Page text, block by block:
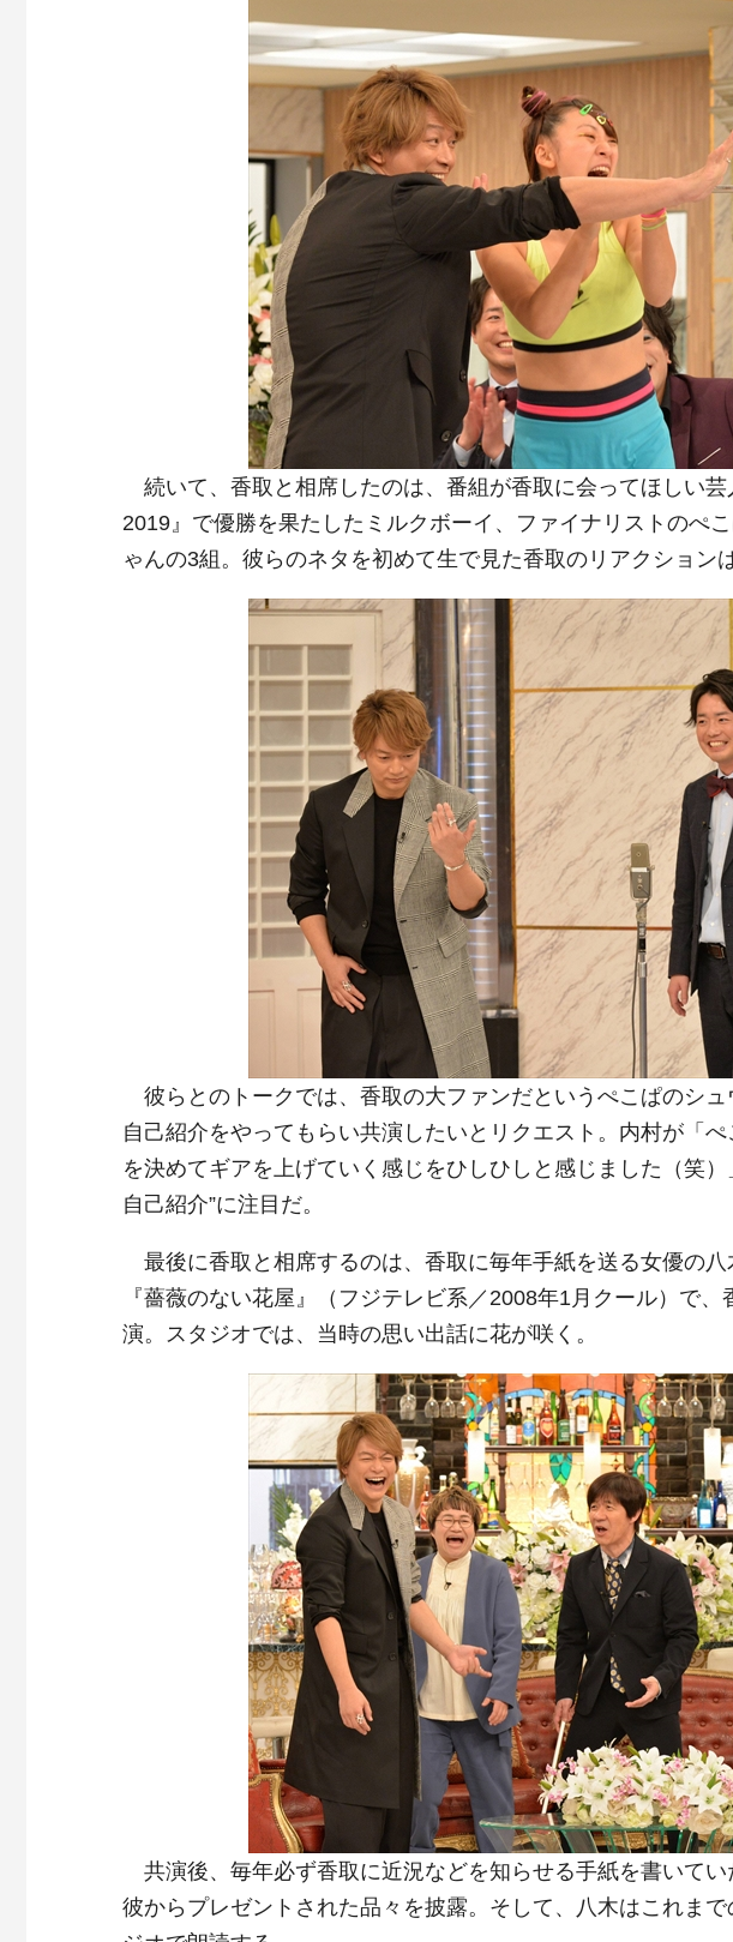
続いて、香取と相席したのは、番組が香取に会ってほしい芸
2019』で優勝を果たしたミルクボーイ、ファイナリストのぺ
ゃんの3組。彼らのネタを初めて生で見た香取のリアクション
彼らとのトークでは、香取の大ファンだというぺこぱのシ
自己紹介をやってもらい共演したいとリクエスト。内村が「
を決めてギアを上げていく感じをひしひしと感じました（笑
自己紹介”に注目だ。
最後に香取と相席するのは、香取に毎年手紙を送る女優の
『薔薇のない花屋』（フジテレビ系／2008年1月クール）で
演。スタジオでは、当時の思い出話に花が咲く。
共演後、毎年必ず香取に近況などを知らせる手紙を書いて
彼からプレゼントされた品々を披露。そして、八木はこれま